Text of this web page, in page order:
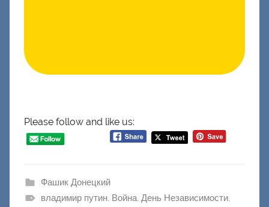
Please follow and like us:
Фашик Донецкий
владимир путин, Война, День Независимости,